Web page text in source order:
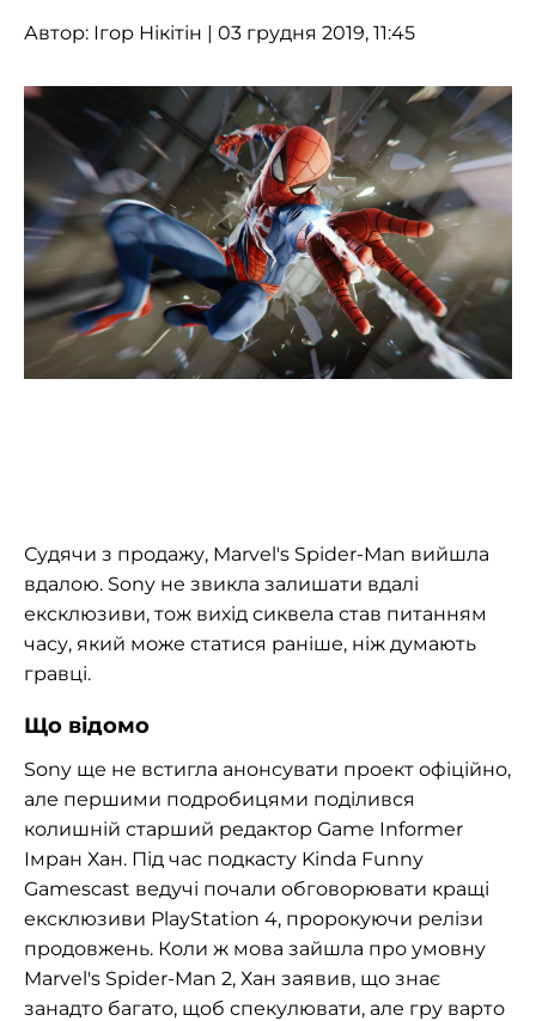
Автор: Ігор Нікітін | 03 грудня 2019, 11:45
Судячи з продажу, Marvel's Spider-Man вийшла
вдалою. Sony не звикла залишати вдалі
ексклюзиви, тож вихід сиквела став питанням
часу, який може статися раніше, ніж думають
гравці.
Що відомо
Sony ще не встигла анонсувати проект офіційно,
але першими подробицями поділився
колишній старший редактор Game Informer
Імран Хан. Під час подкасту Kinda Funny
Gamescast ведучі почали обговорювати кращі
ексклюзиви PlayStation 4, пророкуючи релізи
продовжень. Коли ж мова зайшла про умовну
Marvel's Spider-Man 2, Хан заявив, що знає
занадто багато, щоб спекулювати, але гру варто